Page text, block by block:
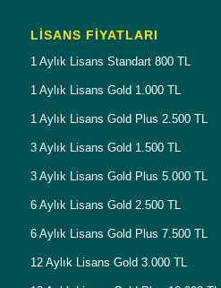
LISANS FIYATLARI
1 Aylık Lisans Standart 800 TL
1 Aylık Lisans Gold 1.000 TL
1 Aylık Lisans Gold Plus 2.500 TL
3 Aylık Lisans Gold 1.500 TL
3 Aylık Lisans Gold Plus 5.000 TL
6 Aylık Lisans Gold 2.500 TL
6 Aylık Lisans Gold Plus 7.500 TL
12 Aylık Lisans Gold 3.000 TL